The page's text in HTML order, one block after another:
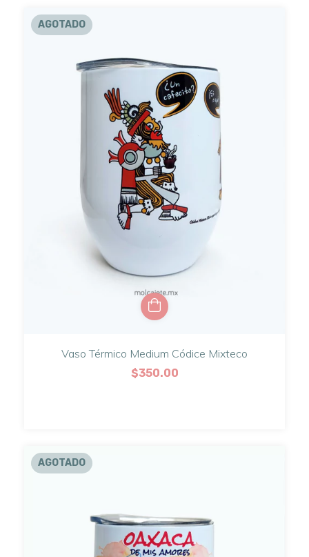
AGOTADO
Vaso Térmico Medium Códice Mixteco
$350.00
AGOTADO